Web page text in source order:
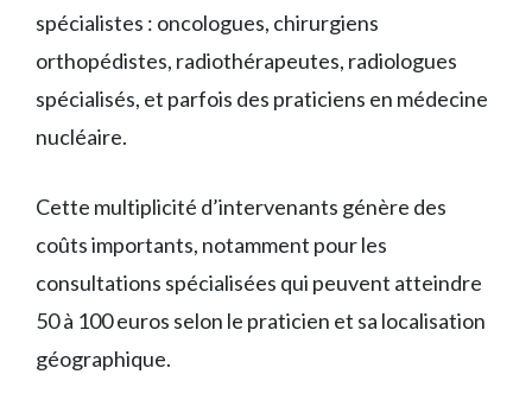
spécialistes : oncologues, chirurgiens
orthopédistes, radiothérapeutes, radiologues
spécialisés, et parfois des praticiens en médecine
nucléaire.
Cette multiplicité d’intervenants génère des
coûts importants, notamment pour les
consultations spécialisées qui peuvent atteindre
50 à 100 euros selon le praticien et sa localisation
géographique.